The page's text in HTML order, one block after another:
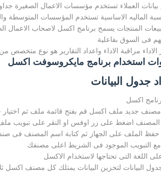
بيانات العملاء تستخدم مؤسسات الاعمال الصغيرة
الماليه الاساسية تستخدم المؤسسات المتوسطة
المنتجات يسمح برنامج اكسل لاصحاب الاعمال
فى السوق بفاعلية
الاداء مراقبة الاداء واعداد التقارير هو نوع
استخدام برنامج مايكروسوفت اكسل
جدول البيانات
اكسل
جديد ملف اكسل قم بفتح قائمة ملف ثم
اضغط على زر اوفس او النقر على تبويب
الملف على الجهاز ثم كتابة اسم المصنف فى
التبويب الموجود فى الشريط اعلى مصنفك
اللغة التى تحتاجها لاستخدام الاكسل
البيانات لتخزين البيانات يمتلك كل مصنف اكسل